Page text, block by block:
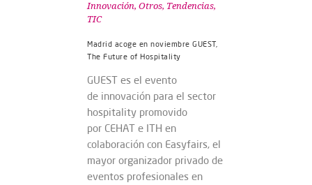
Innovación, Otros, Tendencias,
TIC
Madrid acoge en noviembre GUEST,
The Future of Hospitality
GUEST es el evento
de innovación para el sector
hospitality promovido
por CEHAT e ITH en
colaboración con Easyfairs, el
mayor organizador privado de
eventos profesionales en